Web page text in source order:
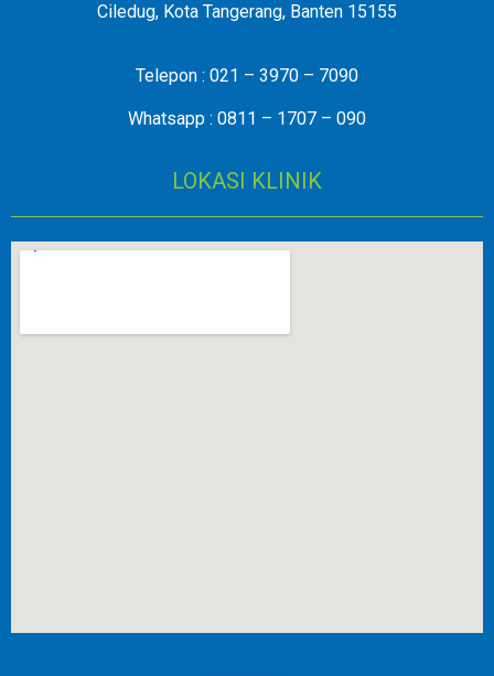
Ciledug, Kota Tangerang, Banten 15155
Telepon : 021 – 3970 – 7090
Whatsapp : 0811 – 1707 – 090
LOKASI KLINIK